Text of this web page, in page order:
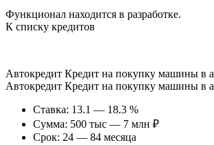
Функционал находится в разработке.
К списку кредитов
Автокредит Кредит на покупку машины в
Автокредит Кредит на покупку машины в
Ставка: 13.1 — 18.3 %
Сумма: 500 тыс — 7 млн ₽
Срок: 24 — 84 месяца